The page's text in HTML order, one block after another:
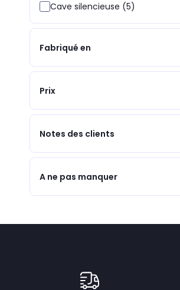
Cave silencieuse (5)
Fabriqué en
Prix
Notes des clients
A ne pas manquer